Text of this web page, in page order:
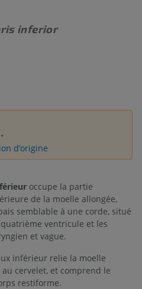
inferior
d’origine
occupe la partie
de la moelle allongée,
semblable à une corde, situé
ventricule et les
et vague.
inférieur relie la moelle
cervelet, et comprend le
restiforme.